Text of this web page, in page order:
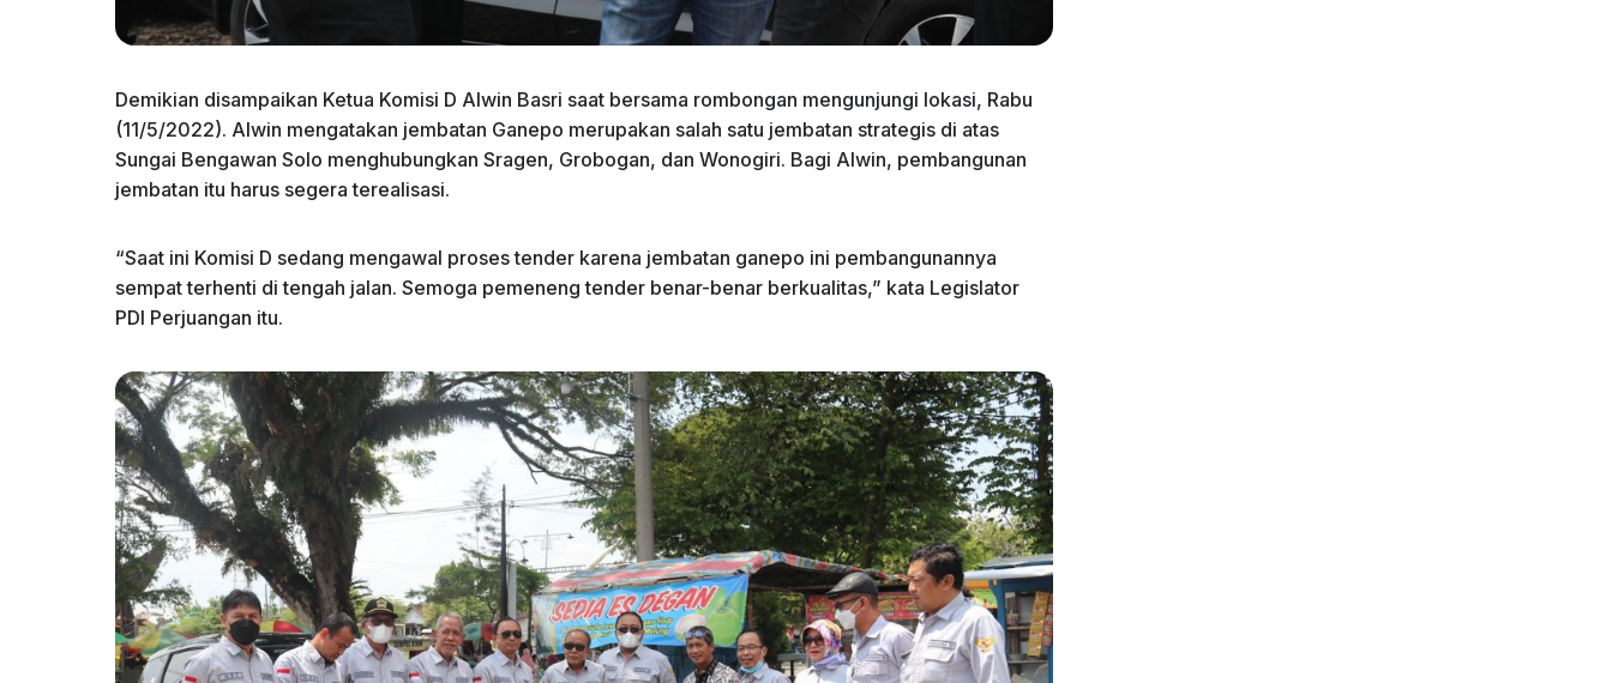
Demikian disampaikan Ketua Komisi D Alwin Basri saat bersama rombongan mengunjungi lokasi, Rabu
(11/5/2022). Alwin mengatakan jembatan Ganepo merupakan salah satu jembatan strategis di atas
Sungai Bengawan Solo menghubungkan Sragen, Grobogan, dan Wonogiri. Bagi Alwin, pembangunan
jembatan itu harus segera terealisasi.
“Saat ini Komisi D sedang mengawal proses tender karena jembatan ganepo ini pembangunannya
sempat terhenti di tengah jalan. Semoga pemeneng tender benar-benar berkualitas,” kata Legislator
PDI Perjuangan itu.